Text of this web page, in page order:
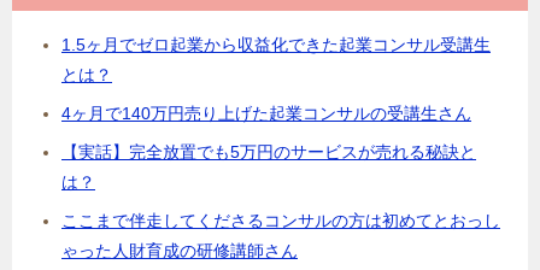
1.5ヶ月でゼロ起業から収益化できた起業コンサル受講生
とは？
4ヶ月で140万円売り上げた起業コンサルの受講生さん
【実話】完全放置でも5万円のサービスが売れる秘訣と
は？
ここまで伴走してくださるコンサルの方は初めてとおっし
ゃった人財育成の研修講師さん